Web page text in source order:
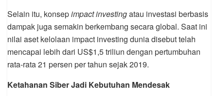
Selain itu, konsepimpact investingatau investasi berbasis
dampak juga semakin berkembang secara global. Saat ini
nilai aset kelolaan impact investing dunia disebut telah
mencapai lebih dari US$1,5 triliun dengan pertumbuhan
rata-rata 21 persen per tahun sejak 2019.
Ketahanan Siber Jadi Kebutuhan Mendesak